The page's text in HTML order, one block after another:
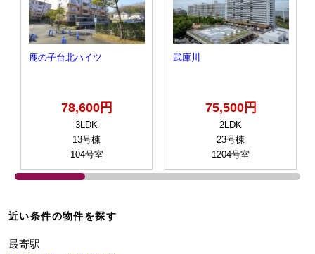
鹿の子台北ハイツ
78,600円
3LDK
13号棟
104号室
武庫川
75,500円
2LDK
23号棟
1204号室
近い条件の物件を探す
最寄駅